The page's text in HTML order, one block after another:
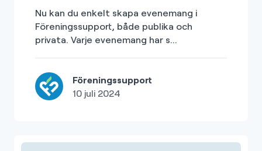
Nu kan du enkelt skapa evenemang i
Föreningssupport, både publika och
privata. Varje evenemang har s...
Föreningssupport
10 juli 2024